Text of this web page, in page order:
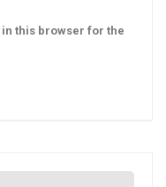
this browser for the